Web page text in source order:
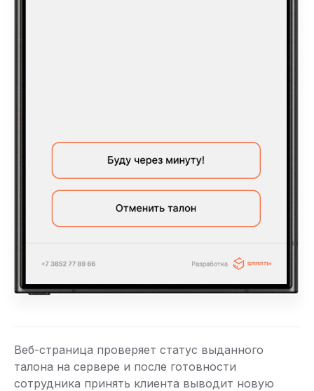
Веб-страница проверяет статус выданного
талона на сервере и после готовности
сотрудника принять клиента выводит новую